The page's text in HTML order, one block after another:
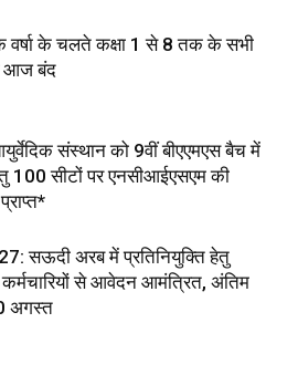
वर्षा के चलते कक्षा 1 से 8 तक के सभी
आज बंद
संस्थान को 9वीं बीएएमएस बैच में
100 सीटों पर एनसीआईएसएम की
सऊदी अरब में प्रतिनियुक्ति हेतु
कर्मचारियों से आवेदन आमंत्रित, अंतिम
अगस्त